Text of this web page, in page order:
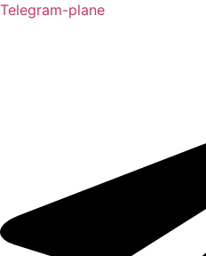
Telegram-plane